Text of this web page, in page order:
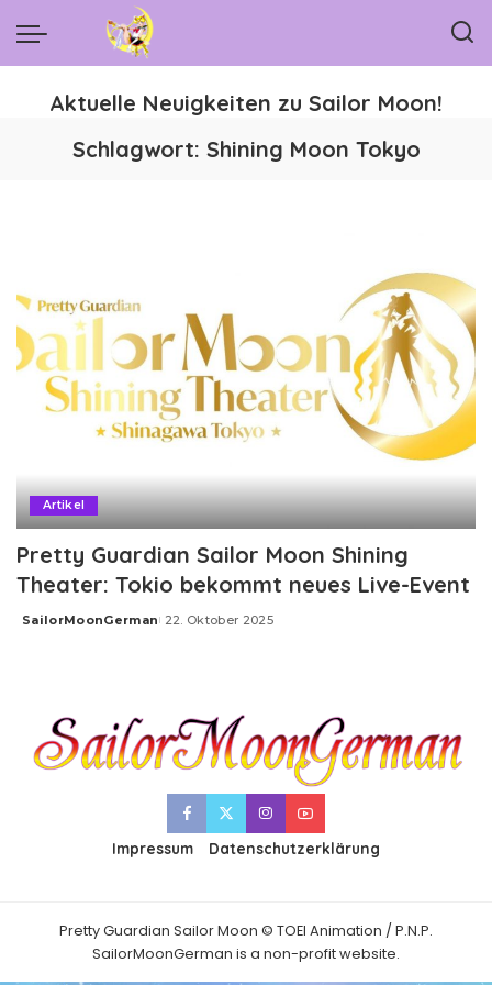
Aktuelle Neuigkeiten zu Sailor Moon!
Schlagwort: Shining Moon Tokyo
Artikel
Pretty Guardian Sailor Moon Shining
Theater: Tokio bekommt neues Live-Event
Posted
SailorMoonGerman 22. Oktober 2025
Impressum Datenschutzerklärung
Pretty Guardian Sailor Moon © TOEI Animation / P.N.P.
SailorMoonGerman is a non-profit website.